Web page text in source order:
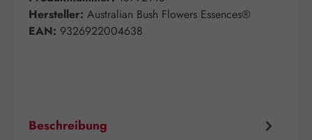
Hersteller: Australian Bush Flowers Essences®
EAN: 9326922004638
Beschreibung